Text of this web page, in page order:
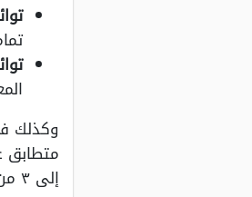
وكذلك
إلى ٣ من بين كل حالات الحمل بالتوائم هي متطابقة، والبقية تكون حالات غير متطابقة أو ثنائية.